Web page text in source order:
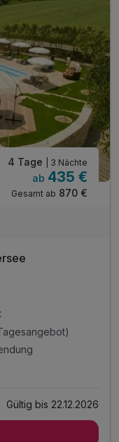
Pool
Stöcke
4 Tage | 3 Nächte
ab 435 €
Gesamt ab 870 €
Gültig bis 22.12.2026